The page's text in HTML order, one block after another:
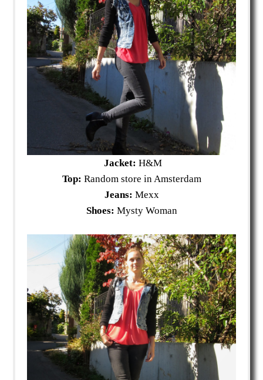
Jacket: H&M
Top: Random store in Amsterdam
Jeans: Mexx
Shoes: Mysty Woman